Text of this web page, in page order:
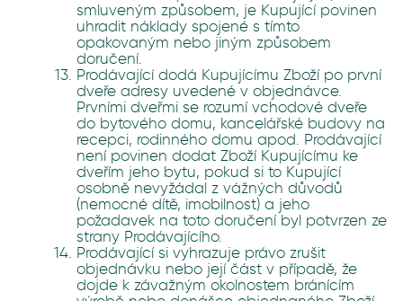
smluveným způsobem, je Kupující povinen
uhradit náklady spojené s tímto
opakovaným nebo jiným způsobem
doručení.
Prodávající dodá Kupujícímu Zboží po první
dveře adresy uvedené v objednávce.
Prvními dveřmi se rozumí vchodové dveře
do bytového domu, kancelářské budovy na
recepci, rodinného domu apod. Prodávající
není povinen dodat Zboží Kupujícímu ke
dveřím jeho bytu, pokud si to Kupující
osobně nevyžádal z vážných důvodů
(nemocné dítě, imobilnost) a jeho
požadavek na toto doručení byl potvrzen ze
strany Prodávajícího.
Prodávající si vyhrazuje právo zrušit
objednávku nebo její část v případě, že
dojde k závažným okolnostem bránícím